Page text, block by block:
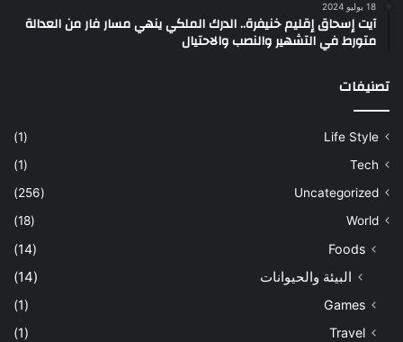
18 يوليو 2024
آيت إسحاق إقليم خنيفرة.. الدرك الملكي ينهي مسار فار من العدالة
متورط في التشهير والنصب والاحتيال
تصنيفات
Life Style
(1)
Tech
(1)
Uncategorized
(256)
World
(18)
Foods
(14)
البيئة والحيوانات (14)
Games
(1)
Travel
(1)